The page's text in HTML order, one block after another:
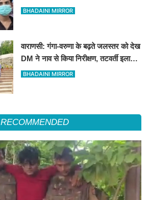
BHADAINI MIRROR
वाराणसी: गंगा-वरुणा के बढ़ते जलस्तर को देख
DM ने नाव से किया निरीक्षण, तटवर्ती इलाकों
के लिए अलर्ट जारी
BHADAINI MIRROR
RECOMMENDED